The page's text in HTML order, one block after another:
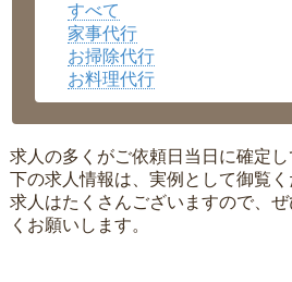
沖縄県
すべて
家事代行
お掃除代行
お料理代行
求人の多くがご依頼日当日に確定
下の求人情報は、実例として御覧く
求人はたくさんございますので、
くお願いします。